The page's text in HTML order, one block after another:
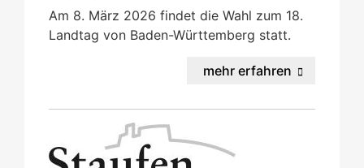
Am 8. März 2026 findet die Wahl zum 18.
Landtag von Baden-Württemberg statt.
mehr erfahren